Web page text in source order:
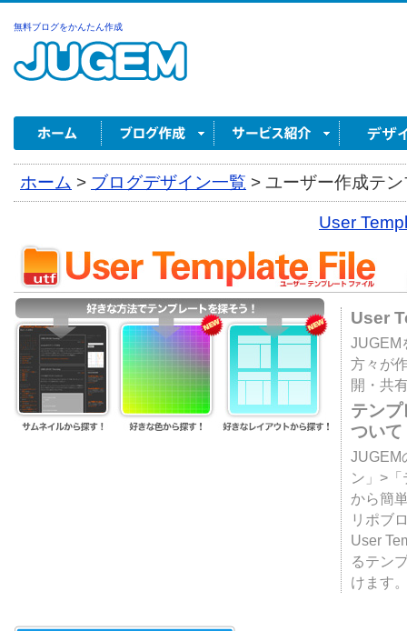
無料ブログをかんたん作成
ホーム > ブログデザイン一覧 > ユーザー作成テ
User
User
JUGEM
方々が
開・共
テン
ついて
JUGEM
ン」>
から簡
リポブ
User
るテン
けます